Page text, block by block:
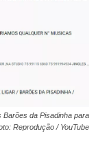
Barões da Pisadinha para
Reprodução / YouTube